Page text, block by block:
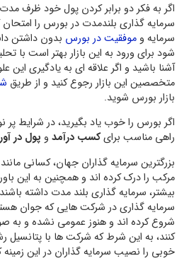
اگر به فکر دو برابر کردن پول خود ظرف
سرمایه گذاری بلندمدت در بورس را امتحان
سرمایه و موفقیت در بورس بدون داشتن
شود برای ورود به این بازار بهتر است با
آشنا باشید و اگر علاقه ای به یادگیری این
متخصصین این بازار رجوع کنید و از طریق
بازار بورس شوید.
اگر بورس را خوب یاد بگیرید، در شرایط
راهی مناسب برایکسب درآمد و پول در
بزرگترین سرمایه گذاران جهان، کسانی
مرکب را درک کرده اند و همچنین به این
بیشتر، سرمایه گذاری بلند مدت داشته
سرمایه گذاری در شرکت هایی که جوان
شروع کرده اند و هنوز عمومی نشده و
کنند، به این شرط که شرکت ها با پتانسیل
خوبی را نصیب سرمایه گذاران در این زمینه